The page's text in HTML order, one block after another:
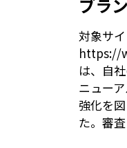
ブラ
対象サ
https://
は、自
ニュー
強化を
た。審